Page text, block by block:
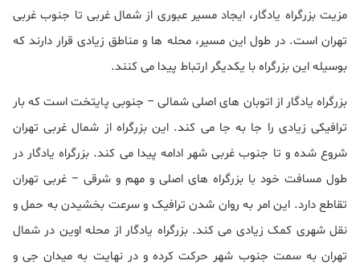
مزیت بزرگراه یادگار، ایجاد مسیر عبوری از شمال غربی تا جنوب غربی
تهران است. در طول این مسیر، محله ها و مناطق زیادی قرار دارند که
بوسیله این بزرگراه با یکدیگر ارتباط پیدا می کنند.
بزرگراه یادگار از اتوبان های اصلی شمالی – جنوبی پایتخت است که بار
ترافیکی زیادی را جا به جا می کند. این بزرگراه از شمال غربی تهران
شروع شده و تا جنوب غربی شهر ادامه پیدا می کند. بزرگراه یادگار در
طول مسافت خود با بزرگراه های اصلی و مهم و شرقی – غربی تهران
تقاطع دارد. این امر به روان شدن ترافیک و سرعت بخشیدن به حمل و
نقل شهری کمک زیادی می کند. بزرگراه یادگار از محله اوین در شمال
تهران به سمت جنوب شهر حرکت کرده و در نهایت به میدان جی و